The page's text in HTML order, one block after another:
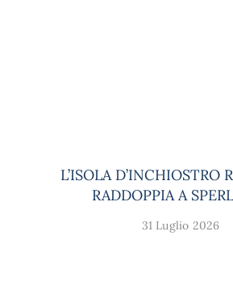
L’ISOLA D’INCHIOSTRO
RADDOPPIA A
31 Luglio 2026